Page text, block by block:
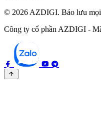
© 2026 AZDIGI. Bảo lưu mọi
Công ty cổ phần AZDIGI -